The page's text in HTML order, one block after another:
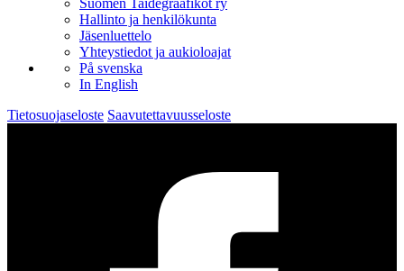
Suomen Taidegraafikot ry
Hallinto ja henkilökunta
Jäsenluettelo
Yhteystiedot ja aukioloajat
På svenska
In English
Tietosuojaseloste Saavutettavuusseloste